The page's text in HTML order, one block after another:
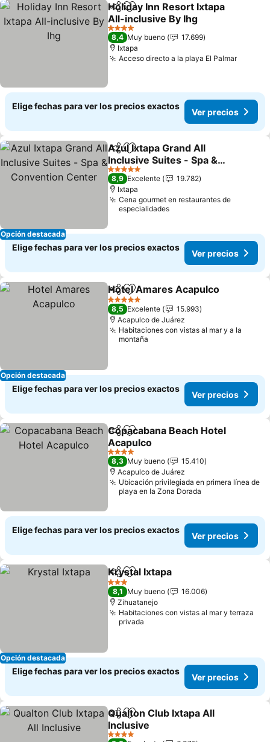
CompartirAgregar a favoritos
Holiday Inn Resort Ixtapa
All-inclusive By Ihg
Ver precios
4 Estrellas
8,4 Muy bueno
17.699
Ixtapa
Acceso directo a la playa El PalmarVer
Elige fechas para ver los precios exactos
Ver precios
Opción destacada
CompartirAgregar a favoritos
Azul Ixtapa Grand All
Inclusive Suites - Spa &
Convention Center
Ver precios
5 Estrellas
8,9 Excelente
19.782
Ixtapa
Cena gourmet en restaurantes de
especialidades
Elige fechas para ver los precios exactos
Ver precios
Opción destacada
CompartirAgregar a favoritos
Hotel Amares Acapulco
5 Estrellas
8,5 Excelente
15.993
Acapulco de Juárez
Habitaciones con vistas al mar y a la
montaña
Elige fechas para ver los precios exactos
Ver precios
CompartirAgregar a favoritos
Copacabana Beach Hotel
Acapulco
Ver precios
4 Estrellas
8,3 Muy bueno
15.410
Acapulco de Juárez
Ubicación privilegiada en primera línea de
playa en la Zona Dorada
Elige fechas para ver los precios exactos
Ver precios
Opción destacada
CompartirAgregar a favoritos
Krystal Ixtapa
3 Estrellas
8,1 Muy bueno
16.006
Zihuatanejo
Habitaciones con vistas al mar y terraza
privada
Elige fechas para ver los precios exactos
Ver precios
CompartirAgregar a favoritos
Qualton Club Ixtapa All
Inclusive
Ver precios
4 Estrellas